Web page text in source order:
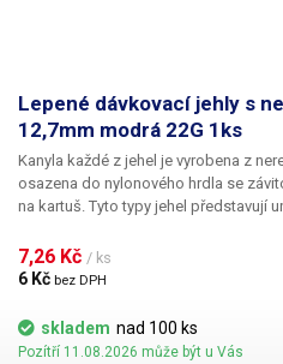
Lepené dávkovací jehly s
12,7mm modrá 22G 1ks
Kanyla každé z jehel je vyrobena z
osazena do nylonového hrdla se
na kartuš. Tyto typy jehel představují
silikony, epoxidy, lepidla... Každá z
zámkovým systémem ke
7,26 Kč / ks
6 Kč bez DPH
skladem nad 100 ks
Pozítří 11.08.2026 může být u Vás